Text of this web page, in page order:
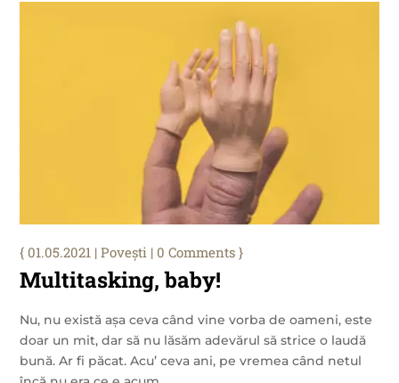
Multitasking, baby!
01.05.2021 |Povești | 0 Comments
Nu, nu există așa ceva când vine vorba de oameni, este
doar un mit, dar să nu lăsăm adevărul să strice o laudă
bună. Ar fi păcat. Acu’ ceva ani, pe vremea când netul